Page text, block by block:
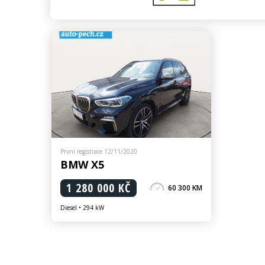
První registrace 12/11/2020
BMW X5
1 280 000 KČ 60 300 KM
Diesel • 294 kW